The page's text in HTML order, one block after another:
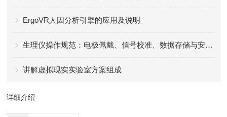
ErgoVR人因分析引擎的应用及说明
生理仪操作规范：电极佩戴、信号校准、数据存储与安全使用实操要点
讲解虚拟现实实验室方案组成
详细介绍